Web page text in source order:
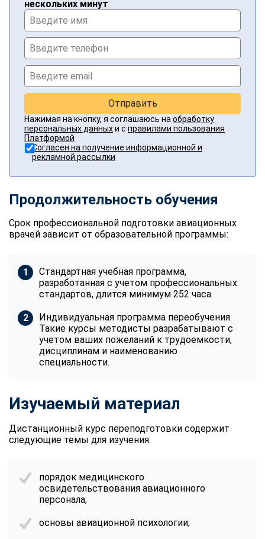
нескольких минут
Отправить
Нажимая на кнопку, я соглашаюсь на обработку
персональных данныхи с правилами пользования
Платформой
Согласен на получение информационной и
рекламной рассылки
Продолжительность обучения
Срок профессиональной подготовки авиационных
врачей зависит от образовательной программы:
Стандартная учебная программа,
разработанная с учетом профессиональных
стандартов, длится минимум 252 часа.
Индивидуальная программа переобучения.
Такие курсы методисты разрабатывают с
учетом ваших пожеланий к трудоемкости,
дисциплинам и наименованию
специальности.
Изучаемый материал
Дистанционный курс переподготовки содержит
следующие темы для изучения:
порядок медицинского
освидетельствования авиационного
персонала;
основы авиационной психологии;